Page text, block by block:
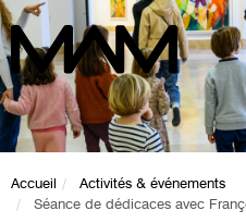
Accueil
Activités & événements
Séance de dédicaces avec